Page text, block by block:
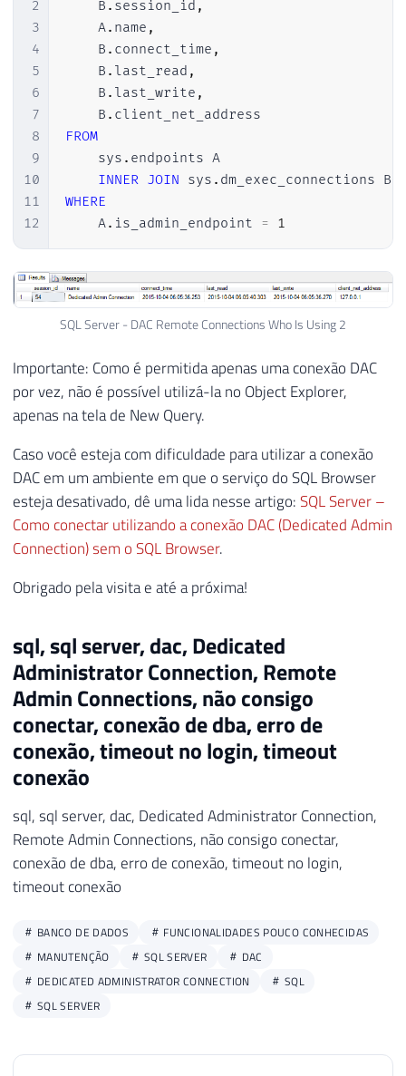
2
3
4
5
6
7
8
9
10
11
12
    B
. session_id ,
    A
. name ,
    B
. connect_time ,
    B
. last_read ,
    B
. last_write ,
    B
.
FROM
    sys
. endpoints A
INNER JOIN sys . dm_exec_connections B
WHERE
    A
. is_admin_endpoint = 1
SQL Server - DAC Remote Connections Who Is Using 2
Importante: Como é permitida apenas uma conexão DAC
por vez, não é possível utilizá-la no Object Explorer,
apenas na tela de New Query.
Caso você esteja com dificuldade para utilizar a conexão
DAC em um ambiente em que o serviço do SQL Browser
esteja desativado, dê uma lida nesse artigo:SQL Server –
Como conectar utilizando a conexão DAC (Dedicated Admin
Connection) sem o SQL Browser.
Obrigado pela visita e até a próxima!
sql, sql server, dac, Dedicated
Administrator Connection, Remote
Admin Connections, não consigo
conectar, conexão de dba, erro de
conexão, timeout no login, timeout
conexão
sql, sql server, dac, Dedicated Administrator Connection,
Remote Admin Connections, não consigo conectar,
conexão de dba, erro de conexão, timeout no login,
timeout conexão
BANCO DE DADOS
FUNCIONALIDADES POUCO CONHECIDAS
MANUTENÇÃO
SQL SERVER
DAC
DEDICATED ADMINISTRATOR CONNECTION
SQL
SQL SERVER